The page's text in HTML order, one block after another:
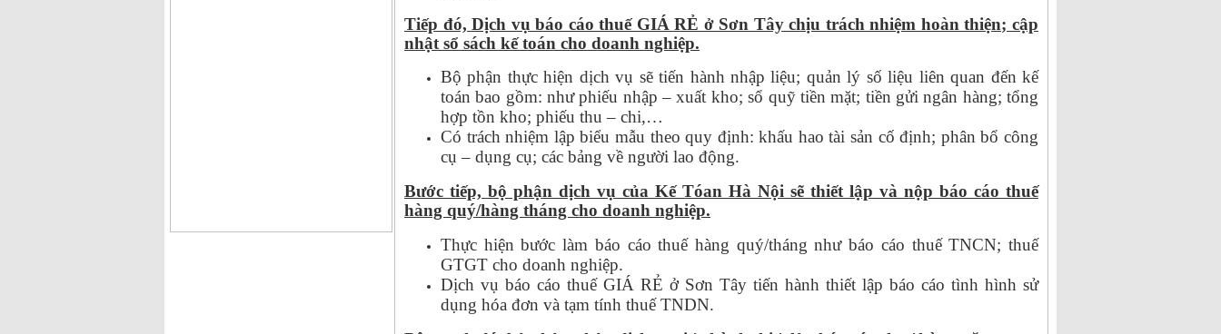
Tiếp đó, Dịch vụ báo cáo thuế GIÁ RẺ ở Sơn Tây chịu trách nhiệm hoàn thiện; cập
nhật sổ sách kế toán cho doanh nghiệp.
Bộ phận thực hiện dịch vụ sẽ tiến hành nhập liệu; quản lý số liệu liên quan đến kế
toán bao gồm: như phiếu nhập – xuất kho; sổ quỹ tiền mặt; tiền gửi ngân hàng; tổng
hợp tồn kho; phiếu thu – chi,…
Có trách nhiệm lập biểu mẫu theo quy định: khấu hao tài sản cố định; phân bổ công
cụ – dụng cụ; các bảng về người lao động.
Bước tiếp, bộ phận dịch vụ của Kế Tóan Hà Nội sẽ thiết lập và nộp báo cáo thuế
hàng quý/hàng tháng cho doanh nghiệp.
Thực hiện bước làm báo cáo thuế hàng quý/tháng như báo cáo thuế TNCN; thuế
GTGT cho doanh nghiệp.
Dịch vụ báo cáo thuế GIÁ RẺ ở Sơn Tây tiến hành thiết lập báo cáo tình hình sử
dụng hóa đơn và tạm tính thuế TNDN.